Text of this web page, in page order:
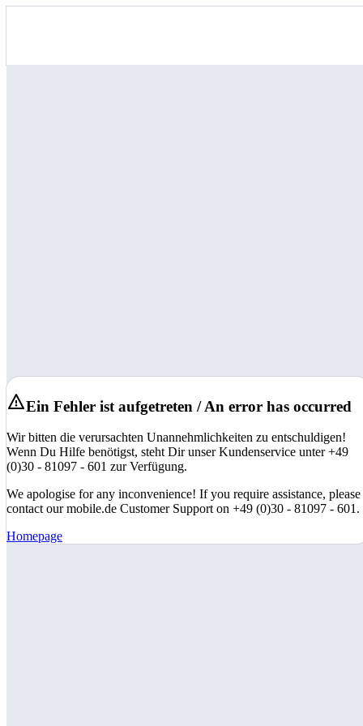
Ein Fehler ist aufgetreten / An error has occurred
Wir bitten die verursachten Unannehmlichkeiten zu entschuldigen!
Wenn Du Hilfe benötigst, steht Dir unser Kundenservice unter +49
(0)30 - 81097 - 601 zur Verfügung.
We apologise for any inconvenience! If you require assistance, please
contact our mobile.de Customer Support on +49 (0)30 - 81097 - 601.
Homepage